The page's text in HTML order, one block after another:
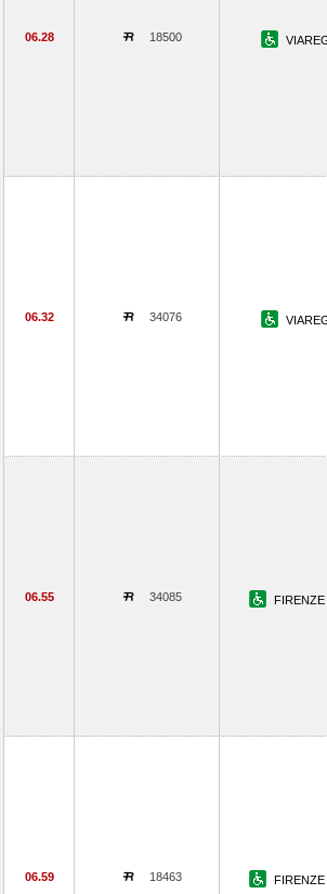
06.28 18500
06.32 34076
06.55 34085 FIRENZE
06.59 18463 FIRENZE